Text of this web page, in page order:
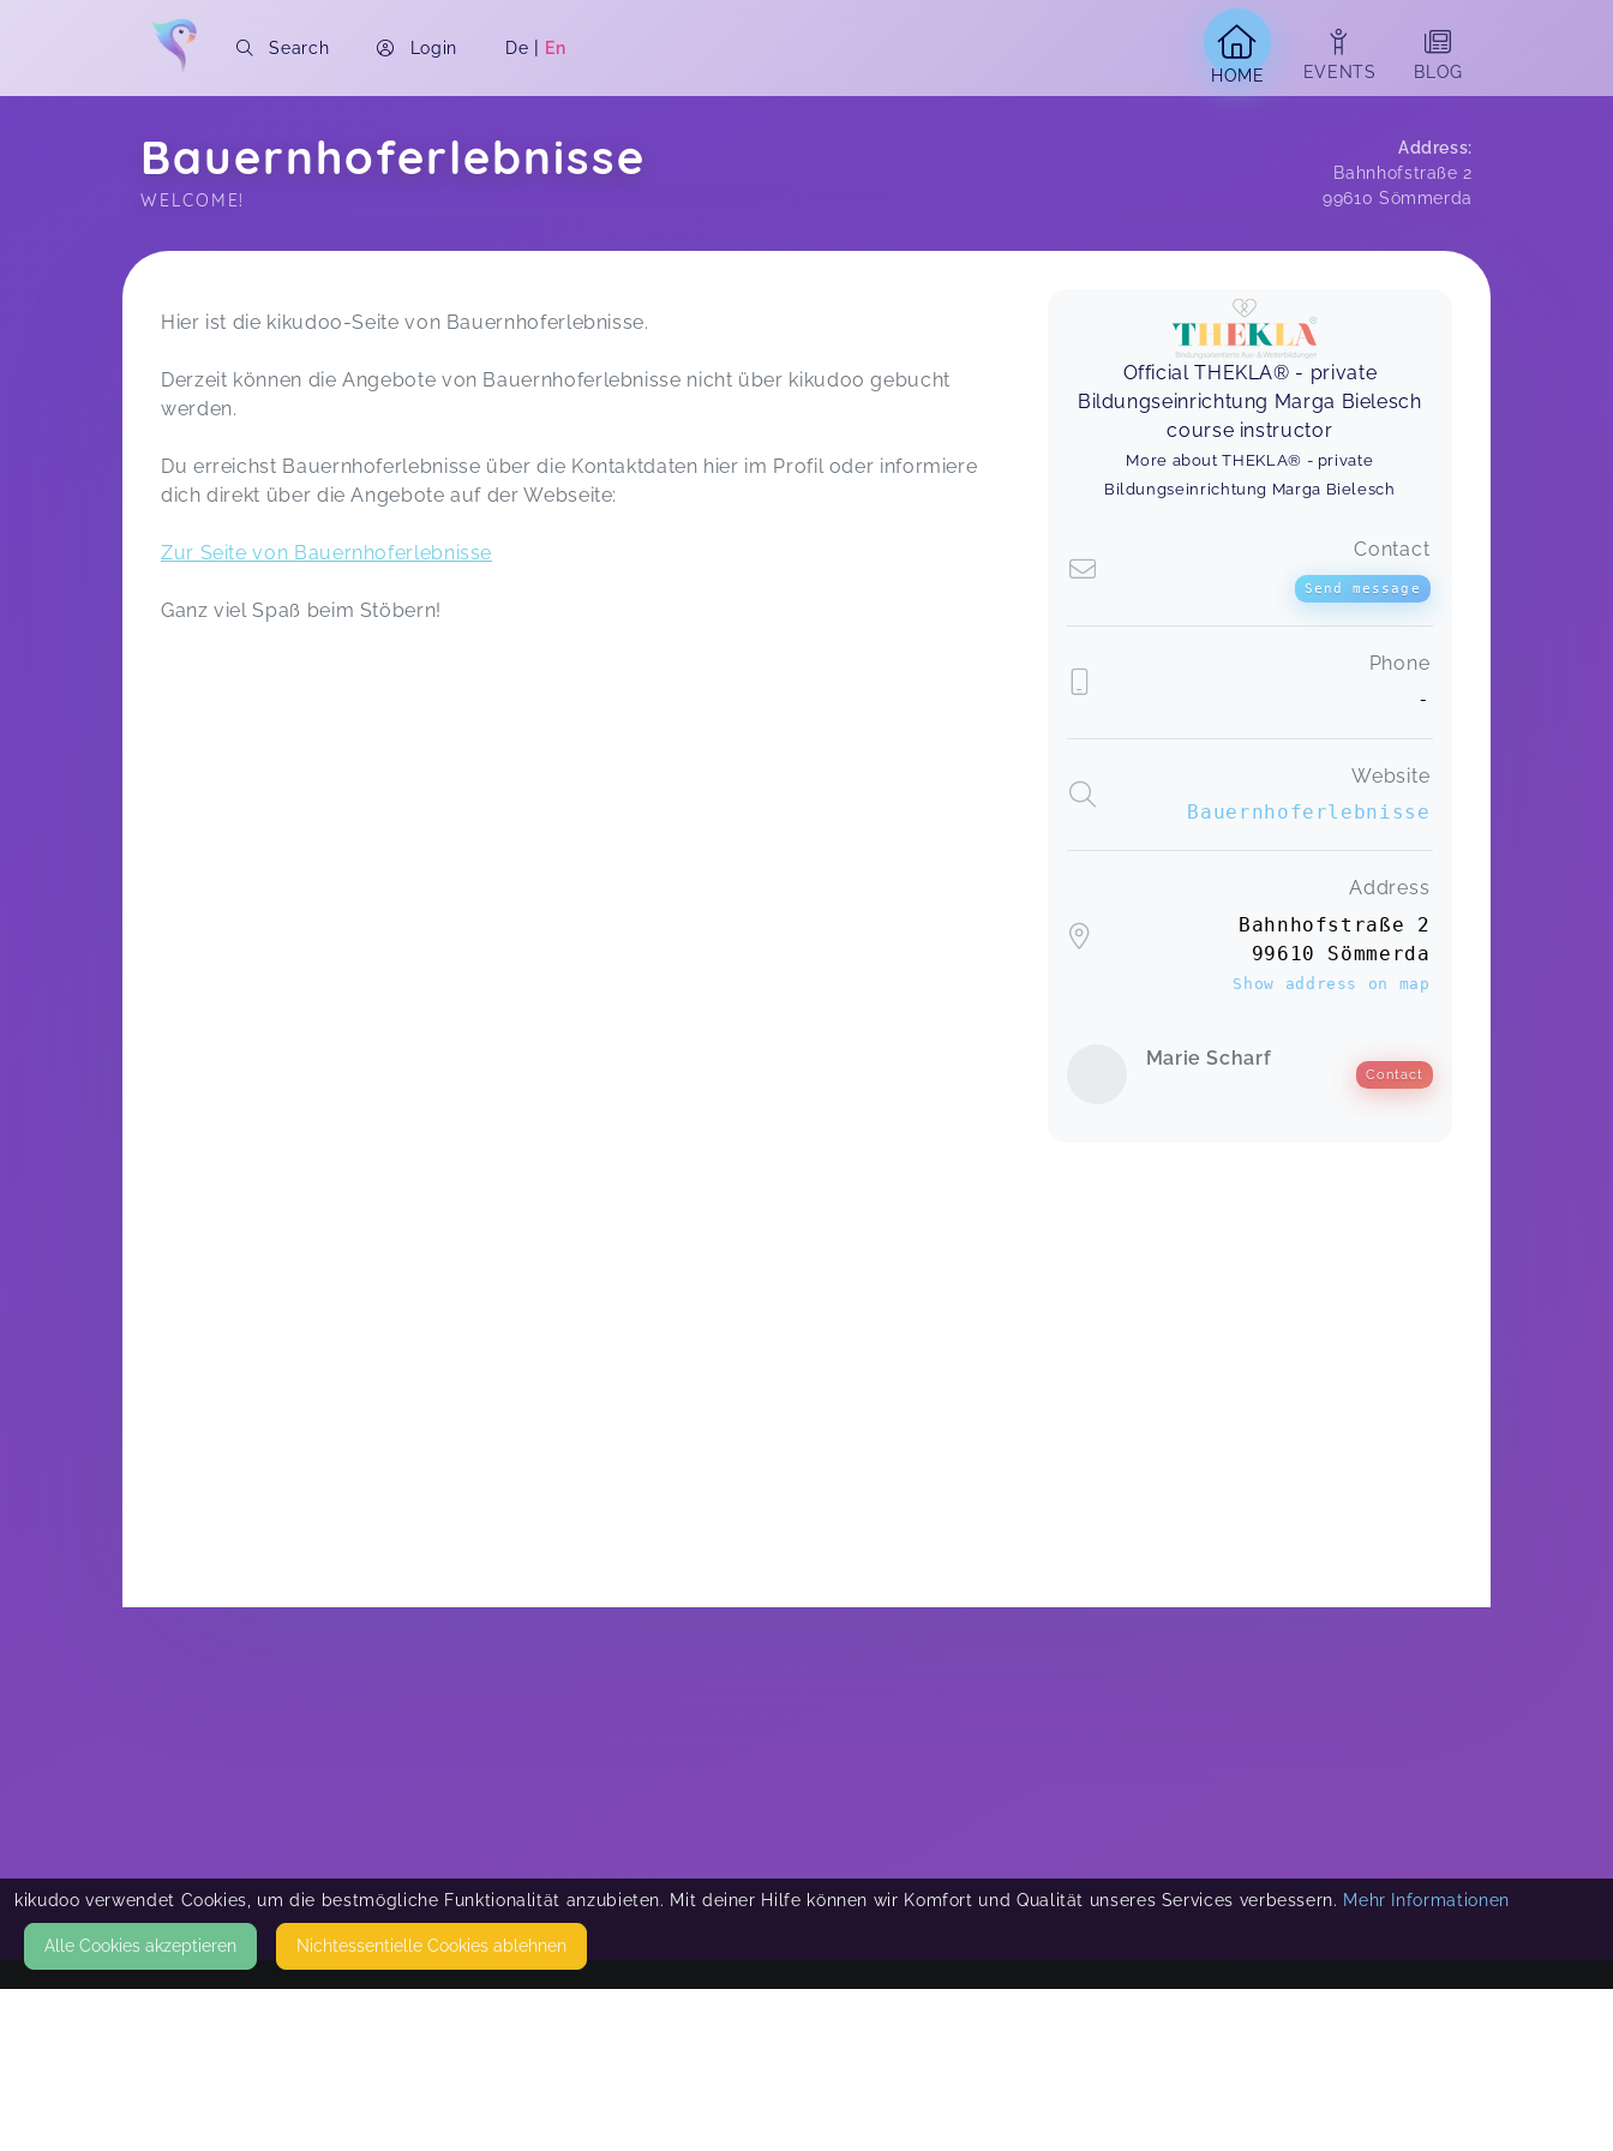
Search Login De | En
HOME
EVENTS BLOG
Bauernhoferlebnisse
WELCOME!
Address:
Bahnhofstraße 2
99610 Sömmerda
Soon you will learn more about me here...
Hier ist die kikudoo-Seite von Bauernhoferlebnisse.
Derzeit können die Angebote von Bauernhoferlebnisse nicht über kikudoo gebucht
werden.
Du erreichst Bauernhoferlebnisse über die Kontaktdaten hier im Profil oder informiere
dich direkt über die Angebote auf der Webseite:
Zur Seite von Bauernhoferlebnisse
Ganz viel Spaß beim Stöbern!
Official THEKLA® - private
Bildungseinrichtung Marga Bielesch
course instructor
More about THEKLA® - private
Bildungseinrichtung Marga Bielesch
Contact
Send message
Phone
-
Website
Bauernhoferlebnisse
Address
Bahnhofstraße 2
99610 Sömmerda
Show address on map
Marie Scharf
Contact
kikudoo verwendet Cookies, um die bestmögliche Funktionalität anzubieten. Mit deiner Hilfe können wir Komfort und Qualität unseres Services verbessern. Mehr Informationen
Alle Cookies akzeptieren Nicht­essentielle Cookies ablehnen